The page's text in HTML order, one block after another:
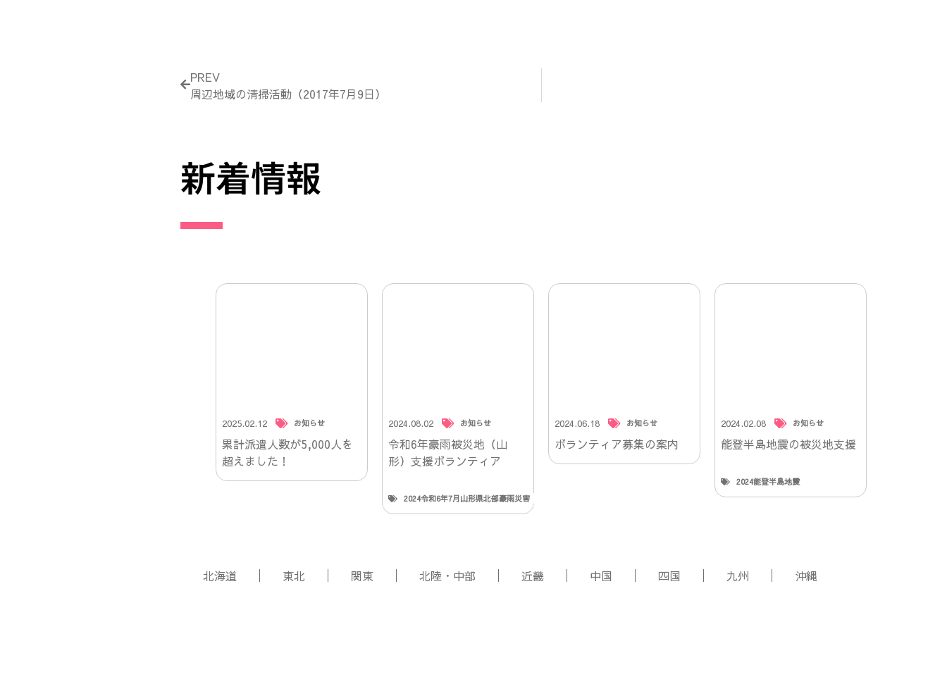
PREV
周辺地域の清掃活動（2017年7月9日）
新着情報
2025.02.12 お知らせ
累計派遣人数が5,000人を
超えました！
2024.08.02 お知らせ
令和6年豪雨被災地（山
形）支援ボランティア
2024令和6年7月山形県北部豪雨災害
2024.06.18 お知らせ
ボランティア募集の案内
2024.02.08 お知らせ
能登半島地震の被災地支援
2024能登半島地震
北海道 東北 関東 北陸・中部 近畿 中国 四国 九州 沖縄